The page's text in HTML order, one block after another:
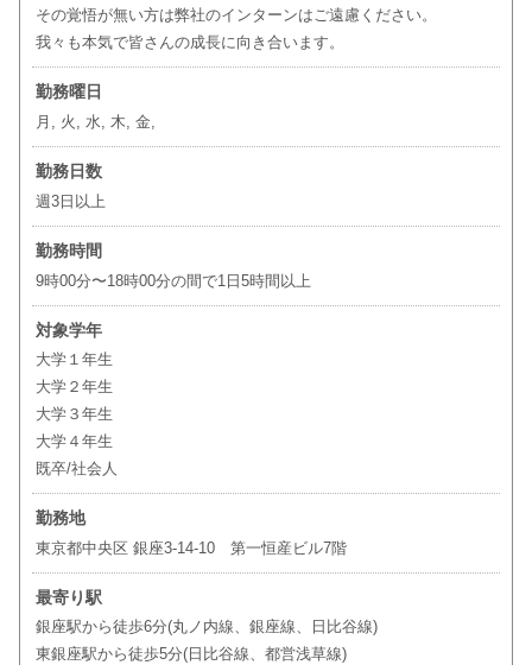
その覚悟が無い方は弊社のインターンはご遠慮ください。
我々も本気で皆さんの成長に向き合います。
勤務曜日
月, 火, 水, 木, 金,
勤務日数
週3日以上
勤務時間
9時00分〜18時00分の間で1日5時間以上
対象学年
大学１年生
大学２年生
大学３年生
大学４年生
既卒/社会人
勤務地
東京都中央区 銀座3-14-10 第一恒産ビル7階
最寄り駅
銀座駅から徒歩6分(丸ノ内線、銀座線、日比谷線)
東銀座駅から徒歩5分(日比谷線、都営浅草線)